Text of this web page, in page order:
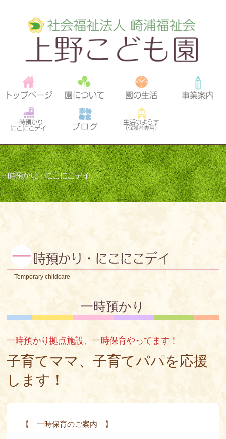
Temporary childcare
一時預かり
一時預かり拠点施設、一時保育やってます！
子育てママ、子育てパパを応援
します！
【 一時保育のご案内 】